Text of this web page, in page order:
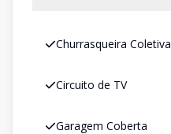
Churrasqueira Coletiva
Circuito de TV
Garagem Coberta